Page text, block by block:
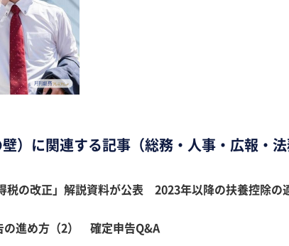
）に関連する記事（総務・人事・広報・法
税の改正」解説資料が公表 2023年以降の扶養控除の
の進め方（2） 確定申告Q&A